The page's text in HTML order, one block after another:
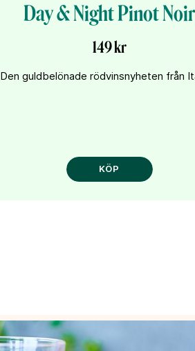
Day & Night Pinot Noir
149 kr
Den guldbelönade rödvinsnyheten från
KÖP